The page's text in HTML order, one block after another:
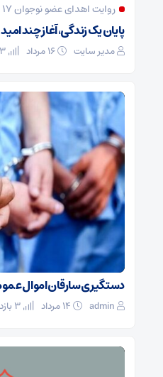
روایت اهدای عضو نوجوان ۱۷ ساله میامی
پایان یک زندگی، آغاز چند امید
مدیر سایت
دستگیری سارقان اموال
admin